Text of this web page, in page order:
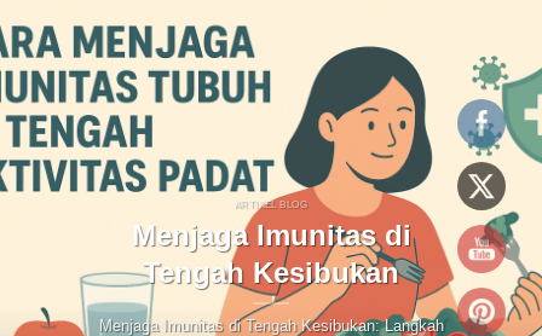
ARTIKEL BLOG
Menjaga Imunitas di
Tengah Kesibukan
Menjaga Imunitas di Tengah Kesibukan: Langkah